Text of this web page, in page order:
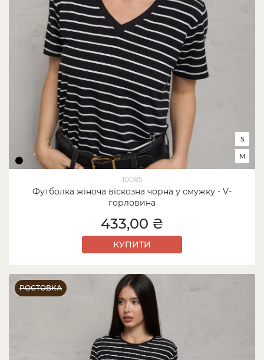
10085
Футболка жіноча віскозна чорна у смужку - V-
горловина
S
M
433,00 ₴
КУПИТИ
РОСТОВКА